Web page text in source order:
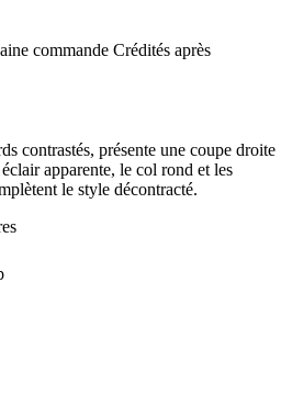
commande Crédités après
contrastés, présente une coupe droite
apparente, le col rond et les
le style décontracté.